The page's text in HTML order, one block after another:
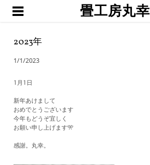
畳工房丸幸
ホーム
たたみ
琉球畳・置き畳
襖・網戸・障子
ブログ
お問い合わせ・お見積予約
2023年
1/1/2023
1月1日
新年あけまして
おめでとうございます
今年もどうぞ宜しく
お願い申し上げます🎌
感謝。丸幸。